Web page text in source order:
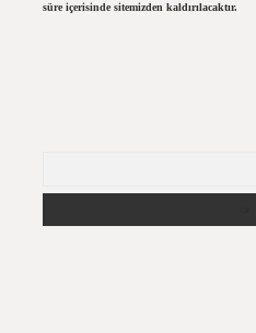
süre içerisinde sitemizden kaldırılacaktır.